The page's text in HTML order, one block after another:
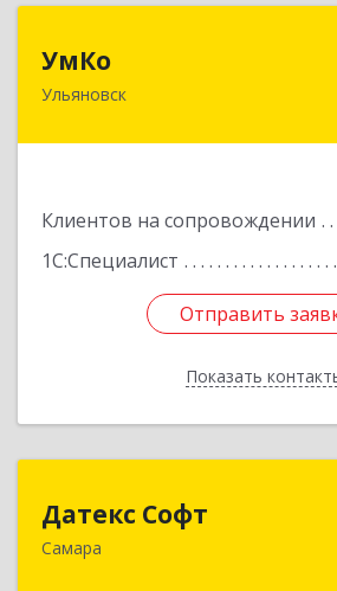
УмКо
Ульяновск
Клиентов на сопровождении
1С:Специалист
Отправить
Показать
Отправить
Назад
Датекс Софт
Самара
443070, Самарская обл, Самара